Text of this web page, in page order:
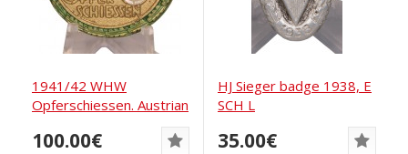
1941/42 WHW
Opferschiessen. Austrian
militia Standschützen...
100.00€
HJ Sieger badge 1938, E
SCH L
35.00€